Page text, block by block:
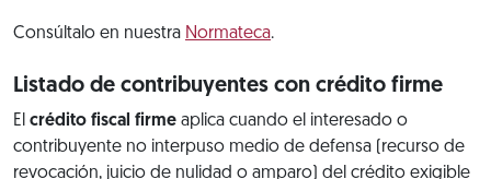
Consúltalo en nuestra Normateca.
Listado de contribuyentes con crédito firme
El crédito fiscal firme aplica cuando el interesado o
contribuyente no interpuso medio de defensa (recurso de
revocación, juicio de nulidad o amparo) del crédito exigible